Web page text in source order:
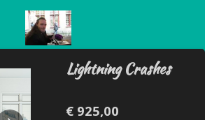
Lightning Crashes
€ 925,00